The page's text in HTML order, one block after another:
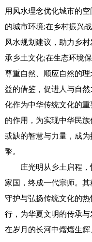
用风水理念优化城市的
的城市环境;在乡村振兴
风水规划建议，助力乡
承乡土文化;在生态环境
尊重自然、顺应自然的
益的借鉴，促进人与自
化作为中华传统文化的
的作用，为实现中华民
或缺的智慧与力量，成为
擎。
庄光明从乡土启程，
家国，终成一代宗师。
守护与弘扬传统文化的
行，为华夏文明的传承
在岁月的长河中熠熠生